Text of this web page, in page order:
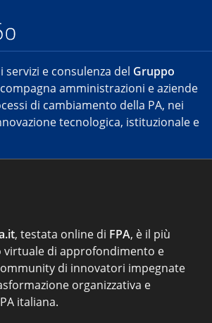
servizi e consulenza del Gruppo
amministrazioni e aziende
di cambiamento della PA, nei
tecnologica, istituzionale e
, testata online di FPA, è il più
di approfondimento e
di innovatori impegnate
organizzativa e
italiana.